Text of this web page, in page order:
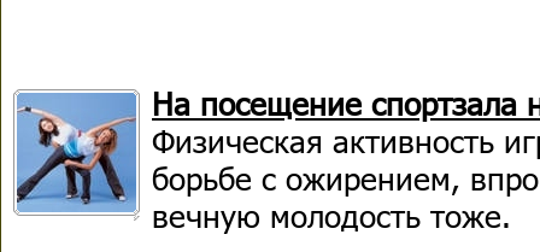
На посещение спортзала
Физическая активность
борьбе с ожирением,
вечную молодость тоже.